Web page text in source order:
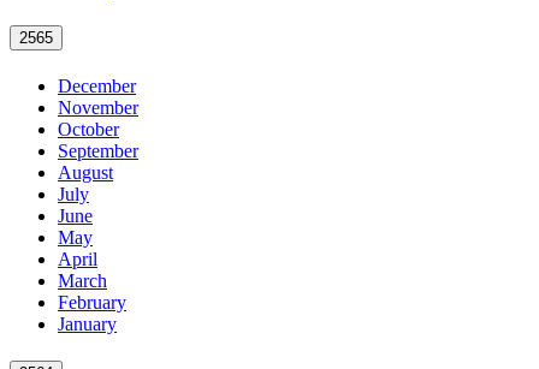
2565
December
November
October
September
August
July
June
May
April
March
February
January